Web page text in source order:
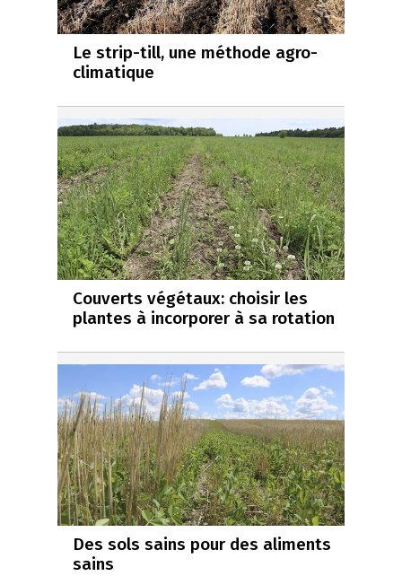
Le strip-till, une méthode agro-
climatique
Couverts végétaux: choisir les
plantes à incorporer à sa rotation
Des sols sains pour des aliments
sains